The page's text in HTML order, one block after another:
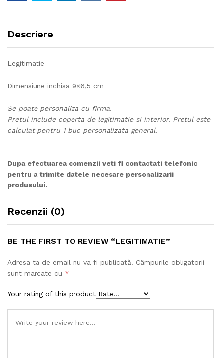
Descriere
Legitimatie
Dimensiune inchisa 9×6,5 cm
Se poate personaliza cu firma.
Pretul include coperta de legitimatie si interior. Pretul este
calculat pentru 1 buc personalizata general.
Dupa efectuarea comenzii veti fi contactati telefonic
pentru a trimite datele necesare personalizarii
produsului.
Recenzii (0)
BE THE FIRST TO REVIEW “LEGITIMATIE”
Adresa ta de email nu va fi publicată. Câmpurile obligatorii
sunt marcate cu *
Your rating of this product